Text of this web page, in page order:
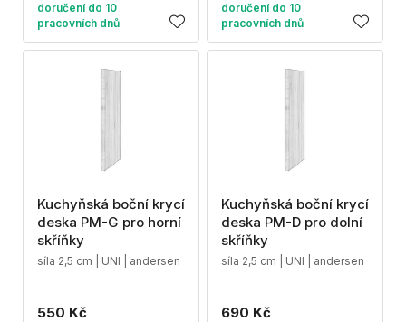
doručení do 10
pracovních dnů
doručení do 10
pracovních dnů
Kuchyňská boční krycí
deska PM-G pro horní
skříňky
síla 2,5 cm | UNI | andersen
550 Kč
Kuchyňská boční krycí
deska PM-D pro dolní
skříňky
síla 2,5 cm | UNI | andersen
690 Kč